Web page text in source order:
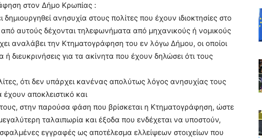
στον Δήμο Κρωπίας :
δημιουργηθεί ανησυχία στους πολίτες που έχουν ιδιοκτησίες στο
αυτούς δέχονται τηλεφωνήματα από μηχανικούς ή νομικούς
αναλάβει την Κτηματογράφηση του εν λόγω Δήμου, οι οποίοι
ή διευκρινήσεις για τα ακίνητα που έχουν δηλώσει ότι τους
ότι δεν υπάρχει κανένας απολύτως λόγος ανησυχίας τους
αποκλειστικό και
στην παρούσα φάση που βρίσκεται η Κτηματογράφηση, ώστε
ταλαιπωρία και έξοδα που ενδέχεται να υποστούν,
εγγραφές ως αποτέλεσμα ελλείψεων στοιχείων που